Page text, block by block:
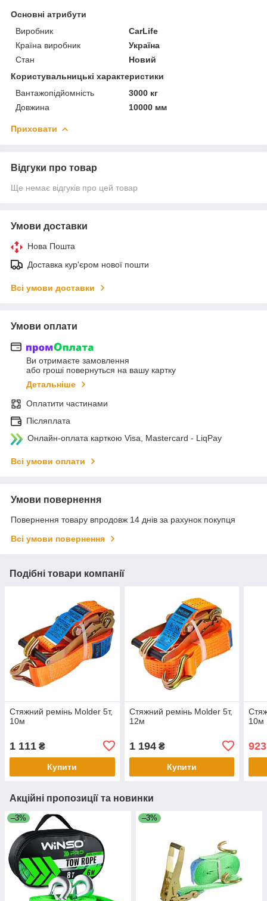
Основні атрибути
Виробник
CarLife
Країна виробник
Україна
Стан
Новий
Користувальницькі характеристики
Вантажопідйомність
3000 кг
Довжина
10000 мм
Приховати
Відгуки про товар
Ще немає відгуків про цей товар
Умови доставки
Нова Пошта
Доставка кур'єром нової пошти
Всі умови доставки
Умови оплати
Ви отримаєте замовлення
або гроші повернуться на вашу картку
Детальніше
Оплатити частинами
Післяплата
Онлайн-оплата карткою Visa, Mastercard - LiqPay
Всі умови оплати
Умови повернення
Повернення товару впродовж 14 днів за рахунок покупця
Всі умови повернення
Подібні товари компанії
Стяжний ремінь Molder 5т,
10м
1 111 ₴
Купити
Стяжний ремінь Molder 5т,
12м
1 194₴
Купити
10м
923
Акційні пропозиції та новинки
–3% –3%